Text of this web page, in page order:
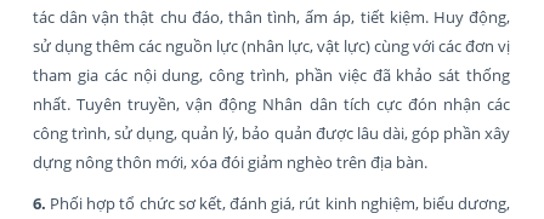
tác dân vận thật chu đáo, thân tình, ấm áp, tiết kiệm. Huy động,
sử dụng thêm các nguồn lực (nhân lực, vật lực) cùng với các đơn vị
tham gia các nội dung, công trình, phần việc đã khảo sát thống
nhất. Tuyên truyền, vận động Nhân dân tích cực đón nhận các
công trình, sử dụng, quản lý, bảo quản được lâu dài, góp phần xây
dựng nông thôn mới, xóa đói giảm nghèo trên địa bàn.
6. Phối hợp tổ chức sơ kết, đánh giá, rút kinh nghiệm, biểu dương,